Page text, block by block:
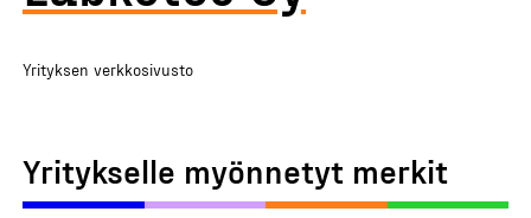
Yrityksen verkkosivusto
Yritykselle myönnetyt merkit